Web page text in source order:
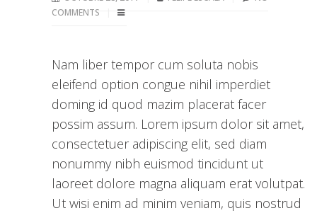
COMMENTS
Nam liber tempor cum soluta nobis
eleifend option congue nihil imperdiet
doming id quod mazim placerat facer
possim assum. Lorem ipsum dolor sit amet,
consectetuer adipiscing elit, sed diam
nonummy nibh euismod tincidunt ut
laoreet dolore magna aliquam erat volutpat.
Ut wisi enim ad minim veniam, quis nostrud